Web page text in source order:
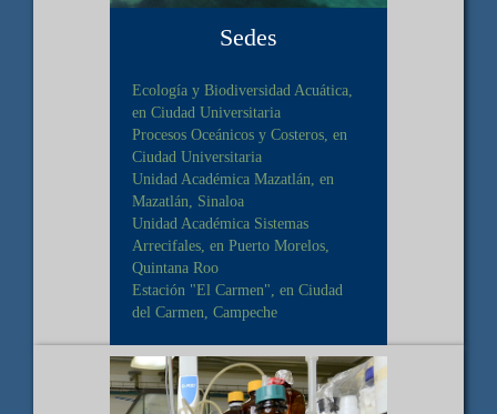
Sedes
Ecología y Biodiversidad Acuática,
en Ciudad Universitaria
Procesos Oceánicos y Costeros, en
Ciudad Universitaria
Unidad Académica Mazatlán, en
Mazatlán, Sinaloa
Unidad Académica Sistemas
Arrecifales, en Puerto Morelos,
Quintana Roo
Estación "El Carmen", en Ciudad
del Carmen, Campeche